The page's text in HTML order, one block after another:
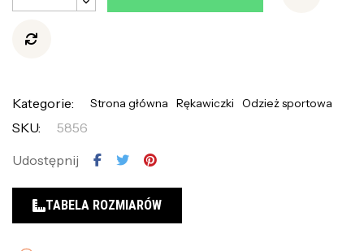
Kategorie: Strona główna Rękawiczki Odzież sportowa
SKU:
5856
Udostępnij
TABELA ROZMIARÓW